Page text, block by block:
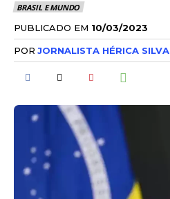
BRASIL E MUNDO
PUBLICADO EM 10/03/2023
POR JORNALISTA HÉRICA SILVA